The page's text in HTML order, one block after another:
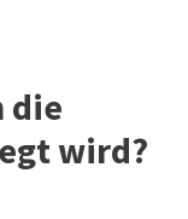
die
wird?